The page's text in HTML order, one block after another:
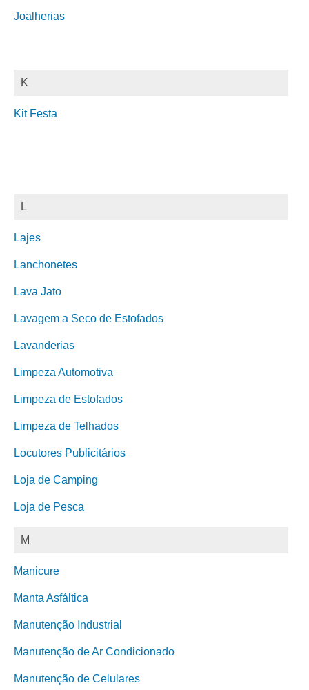
Joalherias
K
Kit Festa
L
Lajes
Lanchonetes
Lava Jato
Lavagem a Seco de Estofados
Lavanderias
Limpeza Automotiva
Limpeza de Estofados
Limpeza de Telhados
Locutores Publicitários
Loja de Camping
Loja de Pesca
M
Manicure
Manta Asfáltica
Manutenção Industrial
Manutenção de Ar Condicionado
Manutenção de Celulares